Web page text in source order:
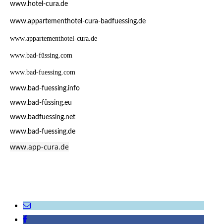
www.hotel-cura.de
www.appartementhotel-cura-badfuessing.de
www.appartementhotel-cura.de
www.bad-füssing.com
www.bad-fuessing.com
www.bad-fuessing.info
www.bad-füssing.eu
www.badfuessing.net
www.bad-fuessing.de
www.app-cura.de